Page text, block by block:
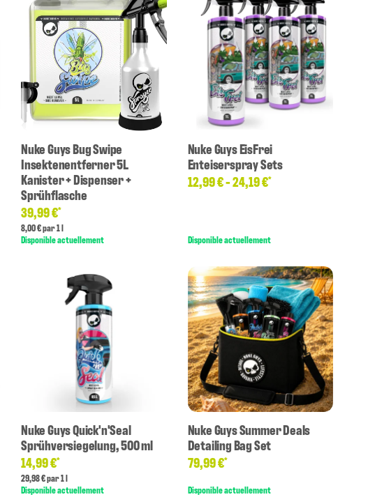
Nuke Guys Bug Swipe
Insektenentferner 5L
Kanister + Dispenser +
Sprühflasche
39,99 €*
8,00 € par 1 l
Disponible actuellement
Nuke Guys EisFrei
Enteiserspray Sets
12,99 € -24,19 €*
Disponible actuellement
Nuke Guys Quick'n'Seal
Sprühversiegelung, 500 ml
14,99 €*
29,98 € par 1 l
Disponible actuellement
Nuke Guys Summer Deals
Detailing Bag Set
79,99 €*
Disponible actuellement